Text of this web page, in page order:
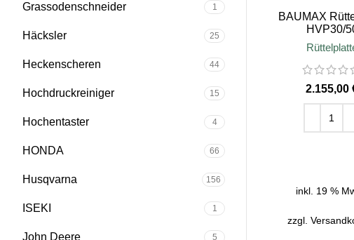
Grassodenschneider 1
Häcksler 25
Heckenscheren 44
Hochdruckreiniger 15
Hochentaster 4
HONDA 66
Husqvarna 156
ISEKI 1
John Deere 5
BAUMAX
HVP30/
inkl. 19 %
zzgl.